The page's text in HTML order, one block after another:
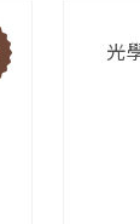
光